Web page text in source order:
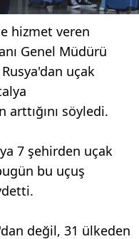
hizmet veren
Genel Müdürü
uçak
söyledi.
7 şehirden uçak
bu uçuş
değil, 31 ülkeden